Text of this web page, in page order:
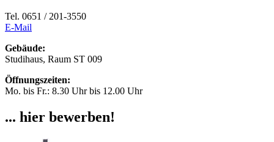
Tel. 0651 / 201-3550
E-Mail
Gebäude:
Studihaus, Raum ST 009
Öffnungszeiten:
Mo. bis Fr.: 8.30 Uhr bis 12.00 Uhr
... hier bewerben!